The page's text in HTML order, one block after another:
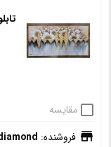
مقایسه
فروشنده: